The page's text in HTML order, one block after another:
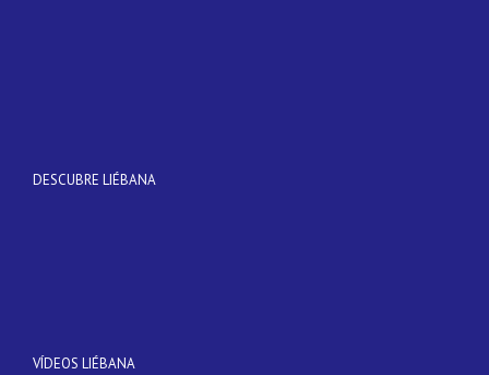
DESCUBRE LIÉBANA
VÍDEOS LIÉBANA